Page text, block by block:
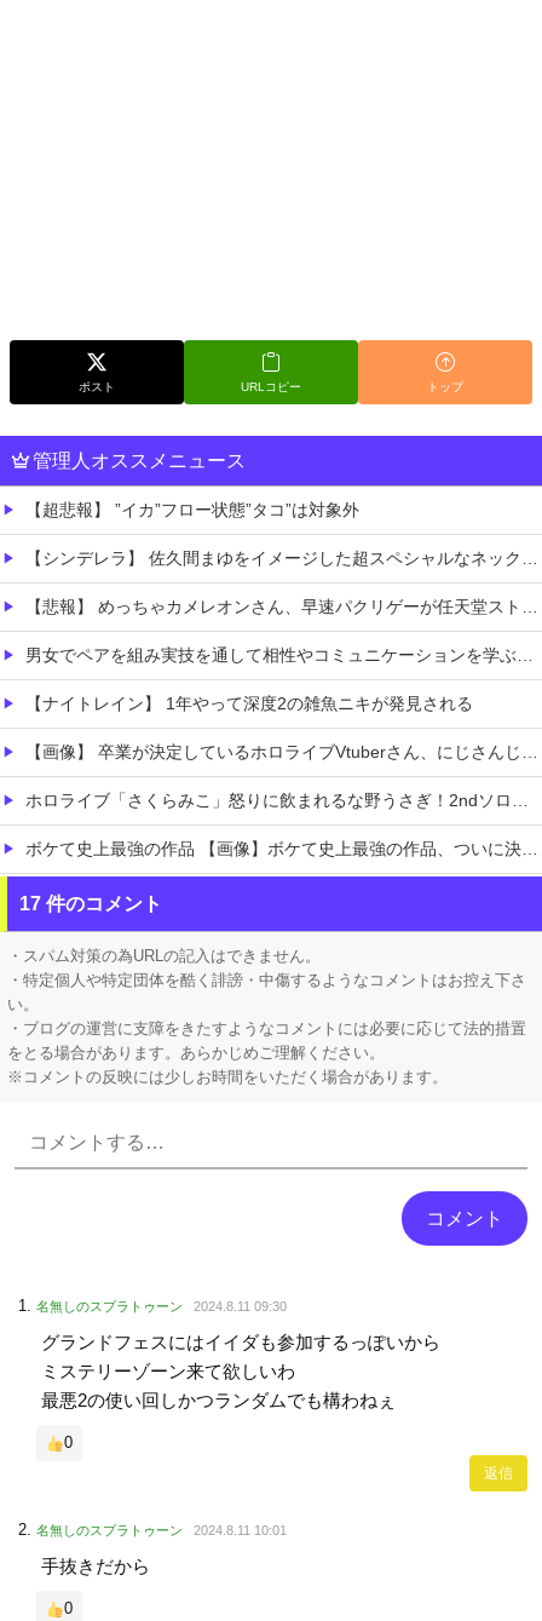
ポスト URLコピー トップ
管理人オススメニュース
【超悲報】 ”イカ”フロー状態”タコ”は対象外
【シンデレラ】 佐久間まゆをイメージした超スペシャルなネックレスが登場する件について
【悲報】 めっちゃカメレオンさん、早速パクリゲーが任天堂ストアに登場してしまう……
男女でペアを組み実技を通して相性やコミュニケーションを学ぶ性教育実習
【ナイトレイン】 1年やって深度2の雑魚ニキが発見される
【画像】 卒業が決定しているホロライブVtuberさん、にじさんじから熱烈勧誘を受けてしまうｗｗｗｗｗｗｗ
ホロライブ「さくらみこ」怒りに飲まれるな野うさぎ！2ndソロライブで犯行予告「咲き乱れみこち」一線を越えた発言に一部35Pが酷いこと言うなと怒る
ボケて史上最強の作品 【画像】ボケて史上最強の作品、ついに決まるｗｗｗｗｗｗｗｗ
敵「扇風機を当てて寝るとヤバいぞ！」 ワイ「大丈夫やろｗｗｗ」扇風機ポチー
【悲報】 シャコタンのプリウスを笑った運転手、散る………
17 件のコメント
・スパム対策の為URLの記入はできません。
・特定個人や特定団体を酷く誹謗・中傷するようなコメントはお控え下さ
い。
・ブログの運営に支障をきたすようなコメントには必要に応じて法的措置
をとる場合があります。あらかじめご理解ください。
※コメントの反映には少しお時間をいただく場合があります。
名無しのスプラトゥーン 2024.8.11 09:30
グランドフェスにはイイダも参加するっぽいから
ミステリーゾーン来て欲しいわ
最悪2の使い回しかつランダムでも構わねぇ
0
返信
名無しのスプラトゥーン 2024.8.11 10:01
手抜きだから
0